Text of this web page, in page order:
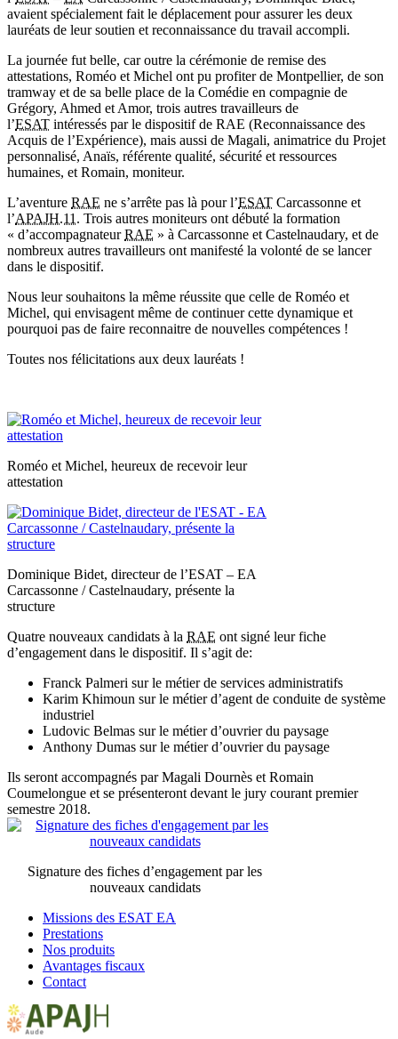
avaient spécialement fait le déplacement pour assurer les deux
lauréats de leur soutien et reconnaissance du travail accompli.
La journée fut belle, car outre la cérémonie de remise des
attestations, Roméo et Michel ont pu profiter de Montpellier, de son
tramway et de sa belle place de la Comédie en compagnie de
Grégory, Ahmed et Amor, trois autres travailleurs de
l’ESAT intéressés par le dispositif de RAE (Reconnaissance des
Acquis de l’Expérience), mais aussi de Magali, animatrice du Projet
personnalisé, Anaïs, référente qualité, sécurité et ressources
humaines, et Romain, moniteur.
L’aventure RAE ne s’arrête pas là pour l’ESAT Carcassonne et
l’APAJH.11 . Trois autres moniteurs ont débuté la formation
« d’accompagnateurRAE » à Carcassonne et Castelnaudary, et de
nombreux autres travailleurs ont manifesté la volonté de se lancer
dans le dispositif.
Nous leur souhaitons la même réussite que celle de Roméo et
Michel, qui envisagent même de continuer cette dynamique et
pourquoi pas de faire reconnaitre de nouvelles compétences !
Toutes nos félicitations aux deux lauréats !
Roméo et Michel, heureux de recevoir leur
attestation
Dominique Bidet, directeur de l’ESAT – EA
Carcassonne / Castelnaudary, présente la
structure
Quatre nouveaux candidats à la RAE ont signé leur fiche
d’engagement dans le dispositif. Il s’agit de:
Franck Palmeri sur le métier de services administratifs
Karim Khimoun sur le métier d’agent de conduite de système
industriel
Ludovic Belmas sur le métier d’ouvrier du paysage
Anthony Dumas sur le métier d’ouvrier du paysage
Ils seront accompagnés par Magali Dournès et Romain
Coumelongue et se présenteront devant le jury courant premier
semestre 2018.
Signature des fiches d’engagement par les
nouveaux candidats
Missions des ESAT EA
Prestations
Nos produits
Avantages fiscaux
Contact